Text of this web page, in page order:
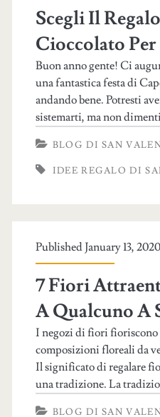
Scegli Il
Cioccolato
Buon anno gente! Ci
una fantastica festa di
andando bene. Potresti
sistemarti, ma non
BLOG DI SAN
IDEE REGALO DI
Published January 13,
7 Fiori
A Qualcuno A
I negozi di fiori fioriscono
composizioni floreali da
Il significato di regalare
una tradizione. La
BLOG DI SAN